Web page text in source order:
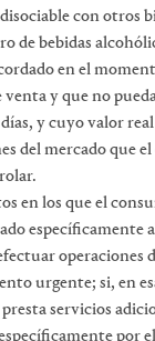
con otros
de bebidas
en el
y que no
y cuyo valor
del mercado que
en los que el
específicamente
operaciones
urgente; si, en
servicios
por